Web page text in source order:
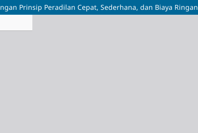
Prinsip Peradilan Cepat, Sederhana, dan Biaya Ringan